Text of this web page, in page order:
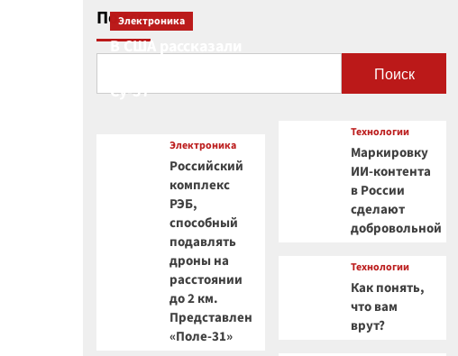
Поиск
Поиск
Электроника
В США рассказали
Су-57
Электроника
Российский
комплекс
РЭБ,
способный
подавлять
дроны на
расстоянии
до 2 км.
Представлен
«Поле-31»
Технологии
Маркировку
ИИ-контента
в России
сделают
добровольной
Технологии
Как понять,
что вам
врут?